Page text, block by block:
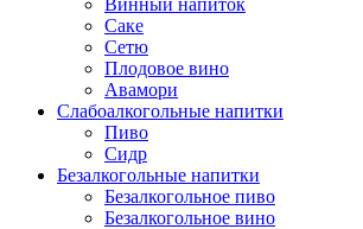
Винный напиток
Саке
Сетю
Плодовое вино
Авамори
Слабоалкогольные напитки
Пиво
Сидр
Безалкогольные напитки
Безалкогольное пиво
Безалкогольное вино